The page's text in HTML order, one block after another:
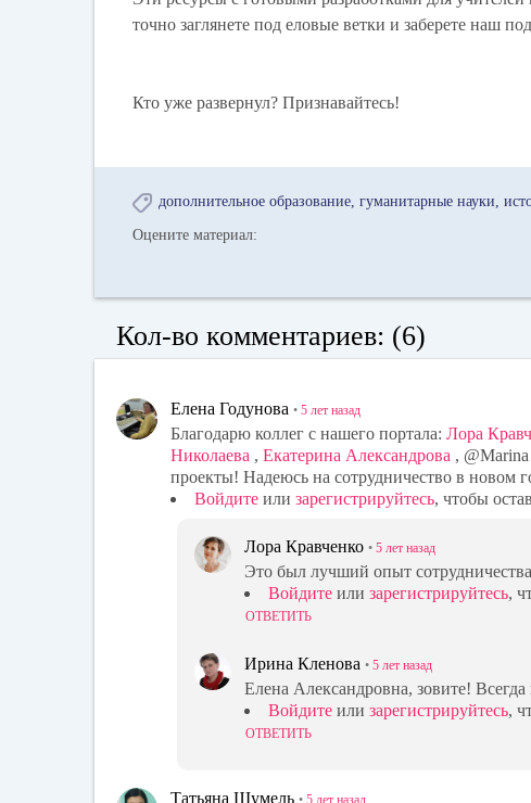
точно заглянете под еловые ветки и заберете наш
Кто уже развернул? Признавайтесь!
дополнительное образование гуманитарные науки
Оцените материал:
Кол-во комментариев: (6)
Елена Годунова • 5 лет назад
Благодарю коллег с нашего портала: Лора
Николаева , Екатерина Александрова ,
проекты! Надеюсь на сотрудничество в новом
Войдите или зарегистрируйтесь, чтобы
Лора Кравченко • 5 лет назад
Это был лучший опыт
Войдите или зарегистрируйтесь,
ОТВЕТИТЬ
Ирина Кленова • 5 лет назад
Елена Александровна, зовите!
Войдите или зарегистрируйтесь,
ОТВЕТИТЬ
Татьяна Шумель